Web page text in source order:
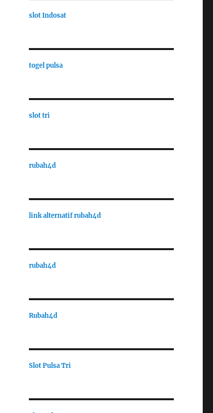
slot Indosat
togel pulsa
slot tri
rubah4d
link alternatif rubah4d
rubah4d
Rubah4d
Slot Pulsa Tri